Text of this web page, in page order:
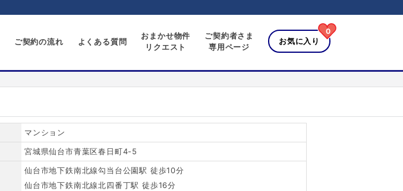
ご契約の流れ よくある質問
おまかせ物件
リクエスト
ご契約者さま
専用ページ
お気に入り
0
マンション
宮城県仙台市青葉区春日町4-5
仙台市地下鉄南北線勾当台公園駅 徒歩10分
仙台市地下鉄南北線北四番丁駅 徒歩16分